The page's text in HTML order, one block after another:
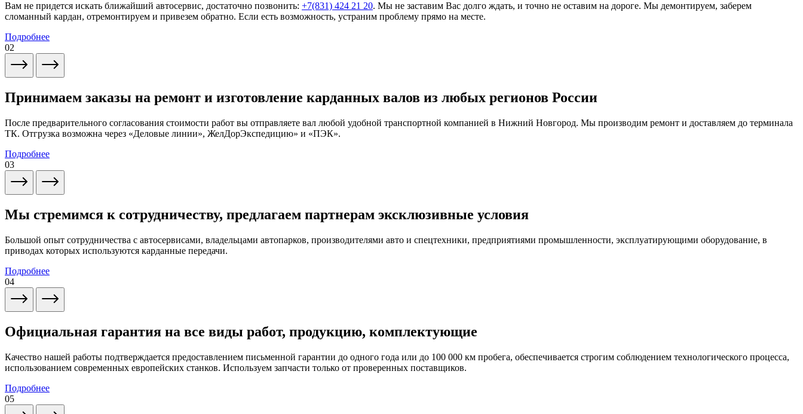
Вам не придется искать ближайший автосервис, достаточно позвонить: +7(831) 424 21 20. Мы не заставим Вас долго ждать, и точно не оставим на дороге. Мы демонтируем, заберем
сломанный кардан, отремонтируем и привезем обратно. Если есть возможность, устраним проблему прямо на месте.
Подробнее
02
Принимаем заказы на ремонт и изготовление карданных валов из любых регионов России
После предварительного согласования стоимости работ вы отправляете вал любой удобной транспортной компанией в Нижний Новгород. Мы производим ремонт и доставляем до терминала
ТК. Отгрузка возможна через «Деловые линии», ЖелДорЭкспедицию» и «ПЭК».
Подробнее
03
Мы стремимся к сотрудничеству, предлагаем партнерам эксклюзивные условия
Большой опыт сотрудничества с автосервисами, владельцами автопарков, производителями авто и спецтехники, предприятиями промышленности, эксплуатирующими оборудование, в
приводах которых используются карданные передачи.
Подробнее
04
Официальная гарантия на все виды работ, продукцию, комплектующие
Качество нашей работы подтверждается предоставлением письменной гарантии до одного года или до 100 000 км пробега, обеспечивается строгим соблюдением технологического процесса,
использованием современных европейских станков. Используем запчасти только от проверенных поставщиков.
Подробнее
05